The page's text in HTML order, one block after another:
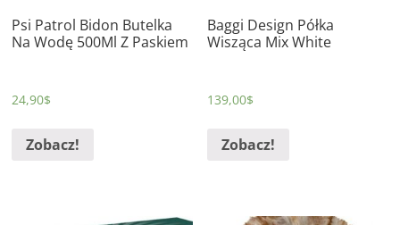
Psi Patrol Bidon Butelka
Na Wodę 500Ml Z Paskiem
24,90$
Zobacz!
Baggi Design Półka
Wisząca Mix White
139,00$
Zobacz!